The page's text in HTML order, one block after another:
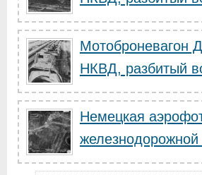
Мотоброневагон
НКВД, разбитый
Немецкая
железнодорожной